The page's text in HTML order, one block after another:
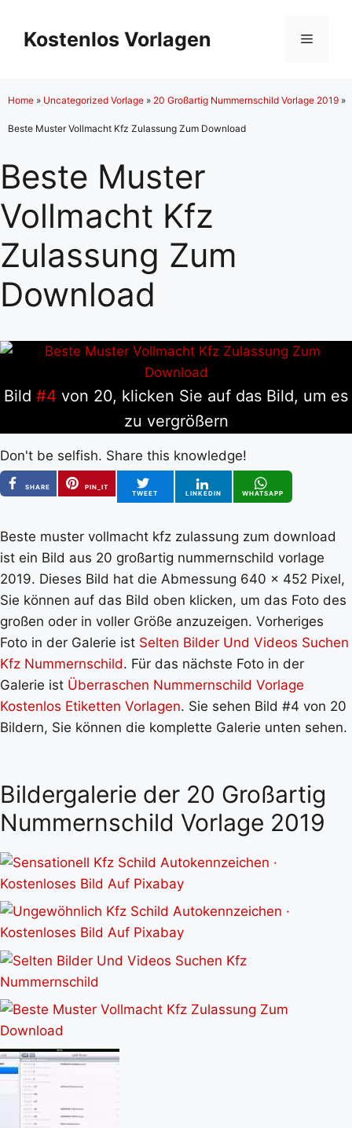
Inhalt
springen
Kostenlos Vorlagen Menü
Home » Uncategorized Vorlage » 20 Großartig Nummernschild Vorlage 2019 »
Beste Muster Vollmacht Kfz Zulassung Zum Download
Beste Muster
Vollmacht Kfz
Zulassung Zum
Download
Bild #4 von 20, klicken Sie auf das Bild, um es
zu vergrößern
Don't be selfish. Share this knowledge!
SHARE
PIN_IT
TWEET
LINKEDIN WHATSAPP
Beste muster vollmacht kfz zulassung zum download
ist ein Bild aus 20 großartig nummernschild vorlage
2019. Dieses Bild hat die Abmessung 640 x 452 Pixel,
Sie können auf das Bild oben klicken, um das Foto des
großen oder in voller Größe anzuzeigen. Vorheriges
Foto in der Galerie ist Selten Bilder Und Videos Suchen
Kfz Nummernschild. Für das nächste Foto in der
Galerie ist Überraschen Nummernschild Vorlage
Kostenlos Etiketten Vorlagen. Sie sehen Bild #4 von 20
Bildern, Sie können die komplette Galerie unten sehen.
Bildergalerie der 20 Großartig
Nummernschild Vorlage 2019